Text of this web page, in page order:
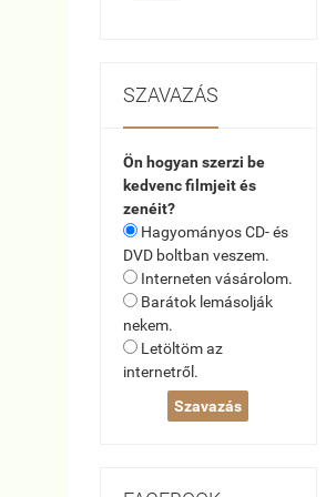
SZAVAZÁS
Ön hogyan szerzi be
kedvenc filmjeit és
zenéit?
Hagyományos CD- és
DVD boltban veszem.
Interneten vásárolom.
Barátok lemásolják
nekem.
Letöltöm az
internetről.